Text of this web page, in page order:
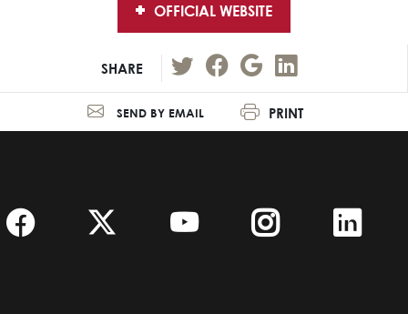
OFFICIAL WEBSITE
SHARE
SEND BY EMAIL PRINT